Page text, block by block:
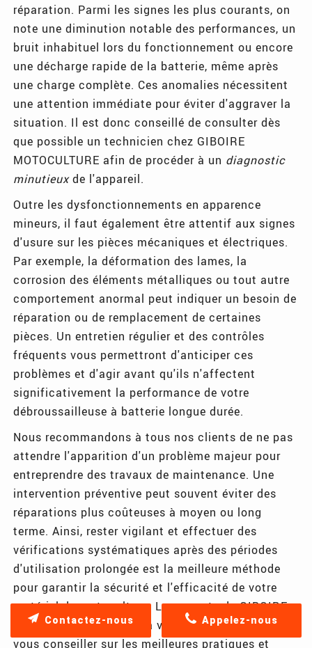
réparation. Parmi les signes les plus courants, on
note une diminution notable des performances, un
bruit inhabituel lors du fonctionnement ou encore
une décharge rapide de la batterie, même après
une charge complète. Ces anomalies nécessitent
une attention immédiate pour éviter d'aggraver la
situation. Il est donc conseillé de consulter dès
que possible un technicien chez GIBOIRE
MOTOCULTURE afin de procéder à un diagnostic
minutieuxde l'appareil.
Outre les dysfonctionnements en apparence
mineurs, il faut également être attentif aux signes
d'usure sur les pièces mécaniques et électriques.
Par exemple, la déformation des lames, la
corrosion des éléments métalliques ou tout autre
comportement anormal peut indiquer un besoin de
réparation ou de remplacement de certaines
pièces. Un entretien régulier et des contrôles
fréquents vous permettront d'anticiper ces
problèmes et d'agir avant qu'ils n'affectent
significativement la performance de votre
débroussailleuse à batterie longue durée.
Nous recommandons à tous nos clients de ne pas
attendre l'apparition d'un problème majeur pour
entreprendre des travaux de maintenance. Une
intervention préventive peut souvent éviter des
réparations plus coûteuses à moyen ou long
terme. Ainsi, rester vigilant et effectuer des
vérifications systématiques après des périodes
d'utilisation prolongée est la meilleure méthode
pour garantir la sécurité et l'efficacité de votre
matériel de motoculture. Les experts de GIBOIRE
MOTOCULTURE restent à votre disposition pour
vous conseiller sur les meilleures pratiques et
Appelez-nous
Contactez-nous